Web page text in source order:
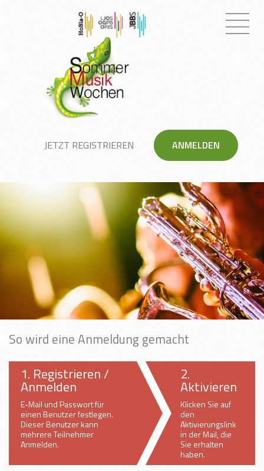
JETZT REGISTRIEREN ANMELDEN
So wird eine Anmeldung gemacht
1. Registrieren /
Anmelden
E-Mail und Passwort für
einen Benutzer festlegen.
Dieser Benutzer kann
mehrere Teilnehmer
Anmelden.
2.
Aktivieren
Klicken Sie auf
den
Aktivierungslink
in der Mail, die
Sie erhalten
haben.